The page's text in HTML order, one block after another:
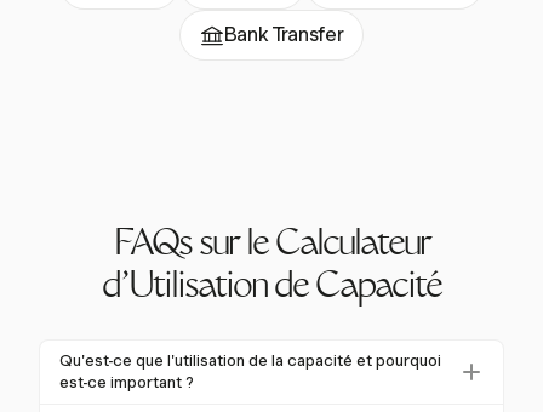
Bank Transfer
FAQs sur le Calculateur
d'Utilisation de Capacité
Qu'est-ce que l'utilisation de la capacité et pourquoi
est-ce important ?